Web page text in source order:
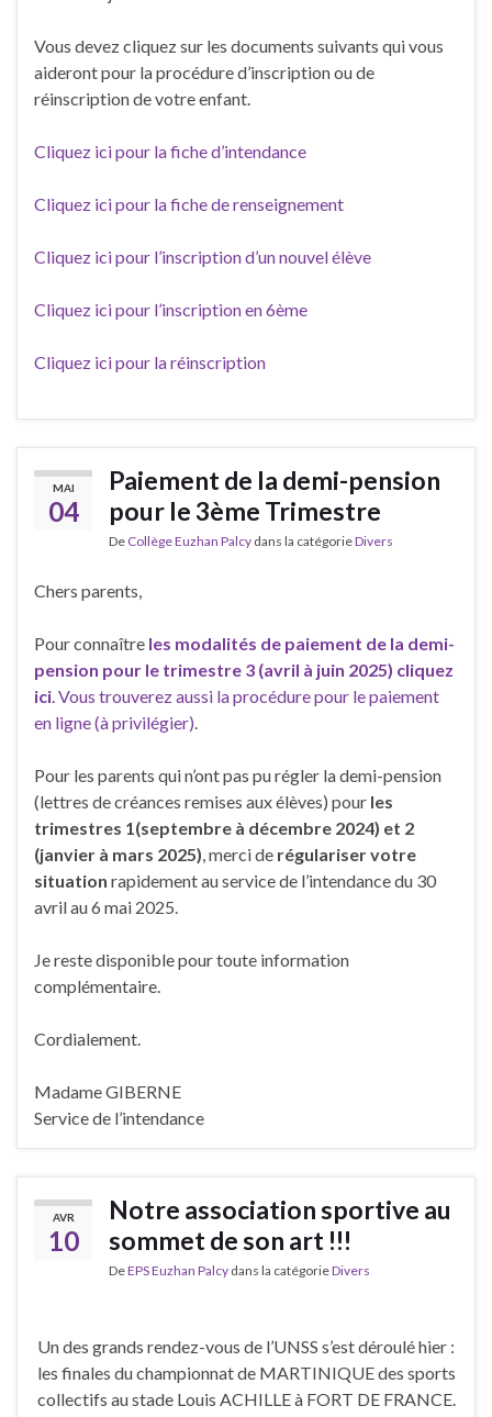
Vous devez cliquez sur les documents suivants qui vous
aideront pour la procédure d’inscription ou de
réinscription de votre enfant.
Cliquez ici pour la fiche d’intendance
Cliquez ici pour la fiche de renseignement
Cliquez ici pour l’inscription d’un nouvel élève
Cliquez ici pour l’inscription en 6ème
Cliquez ici pour la réinscription
MAI
04
Paiement de la demi-pension
pour le 3ème Trimestre
De Collège Euzhan Palcy dans la catégorieDivers
Chers parents,
Pour connaître les modalités de paiement de la demi-
pension pour le trimestre 3 (avril à juin 2025) cliquez
ici. Vous trouverez aussi la procédure pour le paiement
en ligne (à privilégier).
Pour les parents qui n’ont pas pu régler la demi-pension
(lettres de créances remises aux élèves) pour les
trimestres 1(septembre à décembre 2024) et 2
(janvier à mars 2025), merci de régulariser votre
situation rapidement au service de l’intendance du 30
avril au 6 mai 2025.
Je reste disponible pour toute information
complémentaire.
Cordialement.
Madame GIBERNE
Service de l’intendance
AVR
10
Notre association sportive au
sommet de son art !!!
DeEPS Euzhan Palcy dans la catégorieDivers
Un des grands rendez-vous de l’UNSS s’est déroulé hier :
les finales du championnat de MARTINIQUE des sports
collectifs au stade Louis ACHILLE à FORT DE FRANCE.